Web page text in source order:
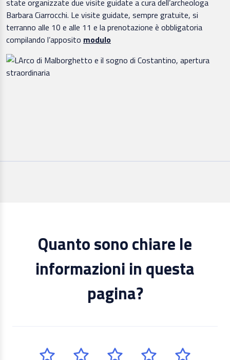
Barbara Ciarrocchi. Le visite guidate, sempre gratuite, si
terranno alle 10 e alle 11 e la prenotazione è obbligatoria
compilando l’apposito modulo
Quanto sono chiare le
informazioni in questa
pagina?